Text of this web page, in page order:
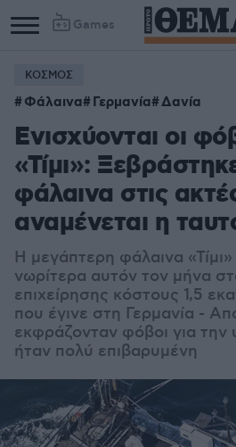
Games
ΚΟΣΜΟΣ
Φάλαινα Γερμανία Δανία
Ενισχύονται οι
«Τίμι»:
φάλαινα στις
αναμένεται η
Η μεγάπτερη φάλαινα «Τίμι»
νωρίτερα αυτόν τον μήνα
επιχείρησης κόστους 1,5
που έγινε στη Γερμανία -
εκφράζονταν φόβοι για την
ήταν πολύ επιβαρυμένη